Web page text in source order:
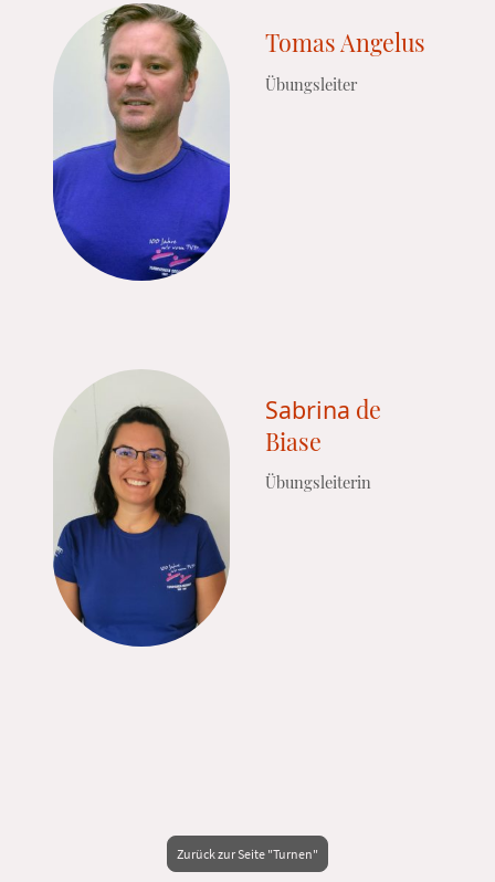
Tomas Angelus
Übungsleiter
Sabrina de
Biase
Übungsleiterin
Zurück zur Seite "Turnen"